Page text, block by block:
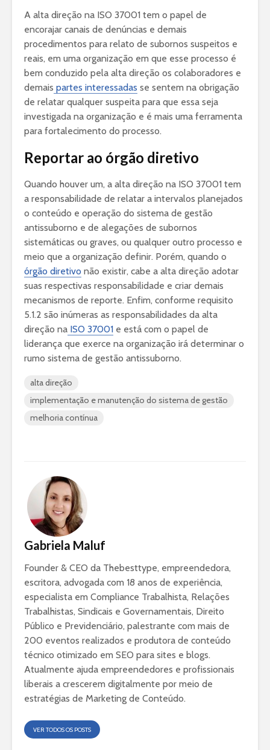
A alta direção na ISO 37001 tem o papel de
encorajar canais de denúncias e demais
procedimentos para relato de subornos suspeitos e
reais, em uma organização em que esse processo é
bem conduzido pela alta direção os colaboradores e
demais partes interessadas se sentem na obrigação
de relatar qualquer suspeita para que essa seja
investigada na organização e é mais uma ferramenta
para fortalecimento do processo.
Reportar ao órgão diretivo
Quando houver um, a alta direção na ISO 37001 tem
a responsabilidade de relatar a intervalos planejados
o conteúdo e operação do sistema de gestão
antissuborno e de alegações de subornos
sistemáticas ou graves, ou qualquer outro processo e
meio que a organização definir. Porém, quando o
órgão diretivo não existir, cabe a alta direção adotar
suas respectivas responsabilidade e criar demais
mecanismos de reporte. Enfim, conforme requisito
5.1.2 são inúmeras as responsabilidades da alta
direção na ISO 37001 e está com o papel de
liderança que exerce na organização irá determinar o
rumo sistema de gestão antissuborno.
alta direção
implementação e manutenção do sistema de gestão
melhoria contínua
Gabriela Maluf
Founder & CEO da Thebesttype, empreendedora,
escritora, advogada com 18 anos de experiência,
especialista em Compliance Trabalhista, Relações
Trabalhistas, Sindicais e Governamentais, Direito
Público e Previdenciário, palestrante com mais de
200 eventos realizados e produtora de conteúdo
técnico otimizado em SEO para sites e blogs.
Atualmente ajuda empreendedores e profissionais
liberais a crescerem digitalmente por meio de
estratégias de Marketing de Conteúdo.
VER TODOS OS POSTS